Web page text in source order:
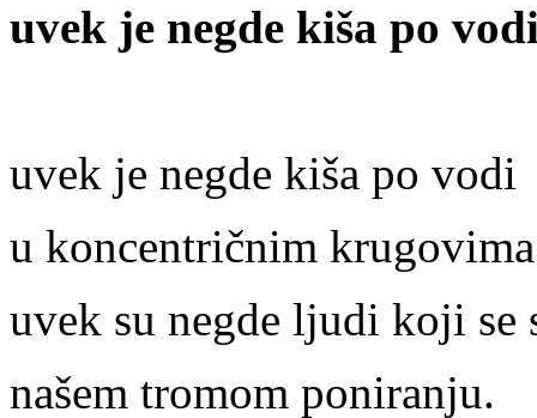
uvek je negde kiša po
uvek je negde kiša po vodi
u koncentričnim
uvek su negde ljudi koji se
našem tromom poniranju.